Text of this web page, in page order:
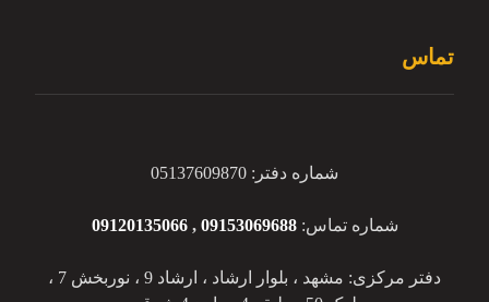
تماس
شماره دفتر: 05137609870
شماره تماس:09153069688
,
09120135066
دفتر مرکزی: مشهد ، بلوار ارشاد ، ارشاد 9 ، نوربخش 7 ،